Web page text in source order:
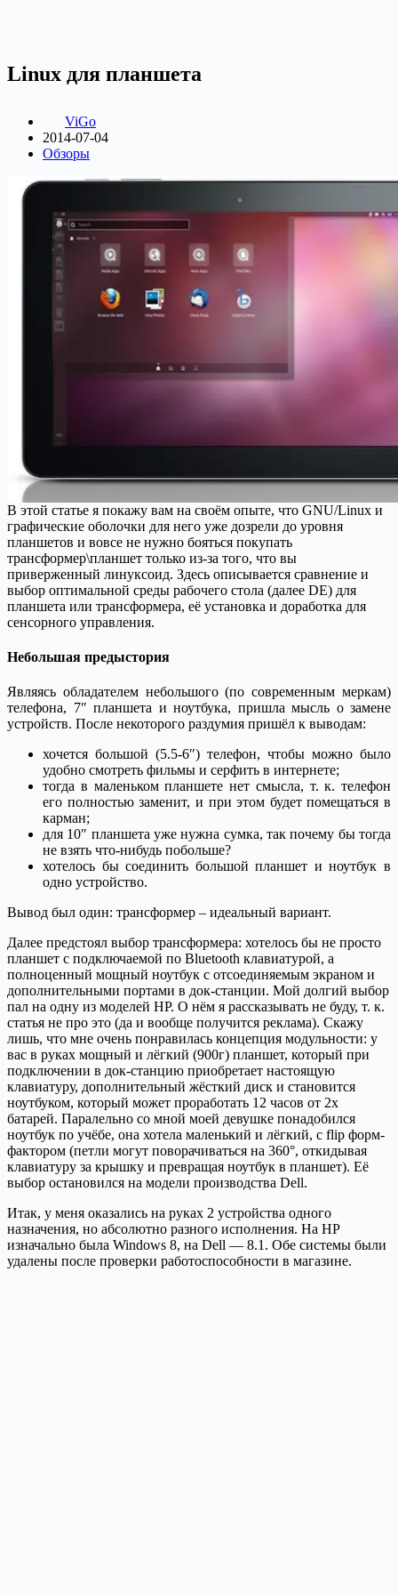
Linux для планшета
ViGo
2014-07-04
Обзоры
В этой статье я покажу вам на своём опыте, что GNU/Linux и
графические оболочки для него уже дозрели до уровня
планшетов и вовсе не нужно бояться покупать
трансформер\планшет только из-за того, что вы
приверженный линуксоид. Здесь описывается сравнение и
выбор оптимальной среды рабочего стола (далее DE) для
планшета или трансформера, её установка и доработка для
сенсорного управления.
Небольшая предыстория
Являясь обладателем небольшого (по современным меркам)
телефона, 7″ планшета и ноутбука, пришла мысль о замене
устройств. После некоторого раздумия пришёл к выводам:
хочется большой (5.5-6″) телефон, чтобы можно было
удобно смотреть фильмы и серфить в интернете;
тогда в маленьком планшете нет смысла, т. к. телефон
его полностью заменит, и при этом будет помещаться в
карман;
для 10″ планшета уже нужна сумка, так почему бы тогда
не взять что-нибудь побольше?
хотелось бы соединить большой планшет и ноутбук в
одно устройство.
Вывод был один: трансформер – идеальный вариант.
Далее предстоял выбор трансформера: хотелось бы не просто
планшет с подключаемой по Bluetooth клавиатурой, а
полноценный мощный ноутбук с отсоединяемым экраном и
дополнительными портами в док-станции. Мой долгий выбор
пал на одну из моделей HP. О нём я рассказывать не буду, т. к.
статья не про это (да и вообще получится реклама). Скажу
лишь, что мне очень понравилась концепция модульности: у
вас в руках мощный и лёгкий (900г) планшет, который при
подключении в док-станцию приобретает настоящую
клавиатуру, дополнительный жёсткий диск и становится
ноутбуком, который может проработать 12 часов от 2х
батарей. Паралельно со мной моей девушке понадобился
ноутбук по учёбе, она хотела маленький и лёгкий, с flip форм-
фактором (петли могут поворачиваться на 360°, откидывая
клавиатуру за крышку и превращая ноутбук в планшет). Её
выбор остановился на модели производства Dell.
Итак, у меня оказались на руках 2 устройства одного
назначения, но абсолютно разного исполнения. На HP
изначально была Windows 8, на Dell — 8.1. Обе системы были
удалены после проверки работоспособности в магазине.